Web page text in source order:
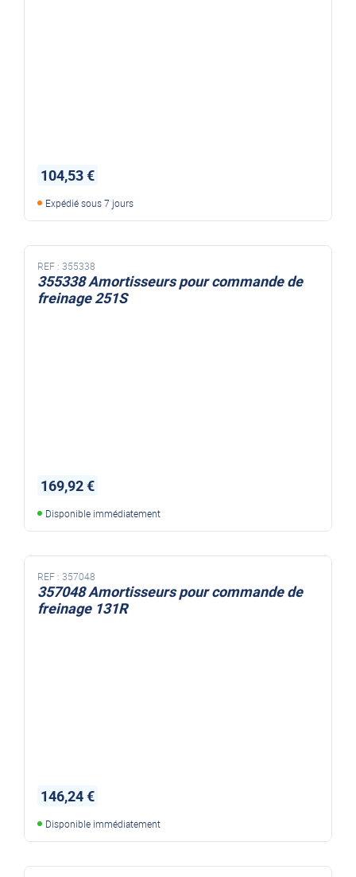
104,53 €
Expédié sous 7 jours
REF : 355338
355338 Amortisseurs pour commande de
freinage 251S
169,92 €
Disponible immédiatement
REF : 357048
357048 Amortisseurs pour commande de
freinage 131R
146,24 €
Disponible immédiatement